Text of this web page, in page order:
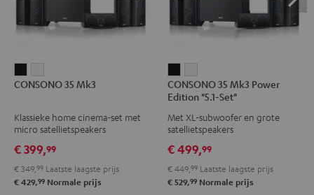
35
Zwart
35
Wit
CONSONO 35 Mk3
Klassieke home cinema-set met
micro satellietspeakers
€ 399,99
€ 349, 99 Laatste laagste prijs
€ 429,99 Normale prijs
35
Mk3
Power
Edition
"5.1-
Set"
Zwart
35
Mk3
Power
Edition
"5.1-
Set"
Wit
CONSONO 35 Mk3 Power
Edition "5.1-Set"
Met XL-subwoofer en grote
satellietspeakers
€ 499,99
€ 449, 99 Laatste laagste prijs
€ 529,99 Normale prijs